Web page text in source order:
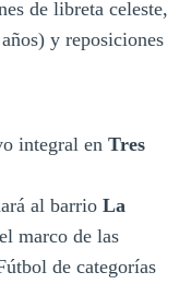
de libreta celeste,
y reposiciones
integral en Tres
al barrio La
marco de las
de categorías